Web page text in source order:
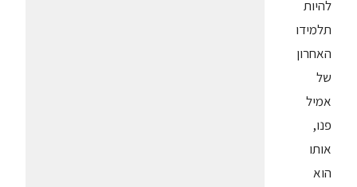
להיות
תלמידו
האחרון
של
אמיל
פנו,
אותו
הוא